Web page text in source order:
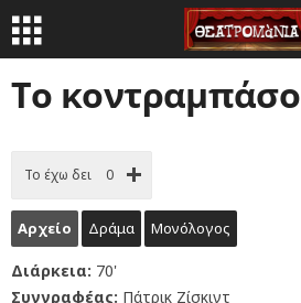
Το κοντραμπάσο
Το έχω δει 0
Αρχείο Δράμα Μονόλογος
Διάρκεια: 70'
Συγγραφέας: Πάτρικ Ζίσκιντ